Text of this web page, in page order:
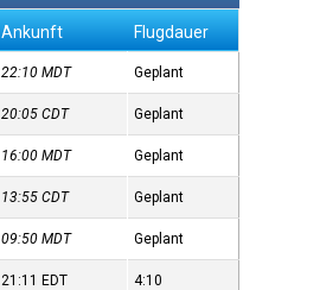
Ankunft Flugdauer
22:10MDT Geplant
20:05CDT Geplant
16:00MDT Geplant
13:55CDT Geplant
09:50MDT Geplant
21:11 EDT 4:10